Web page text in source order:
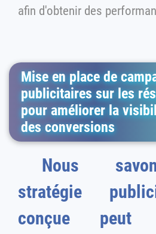
afin d'obtenir
Mise en place de
publicitaires sur les
pour améliorer la
des conversions
Nous
stratégie
conçue